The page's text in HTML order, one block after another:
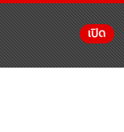
เปิด